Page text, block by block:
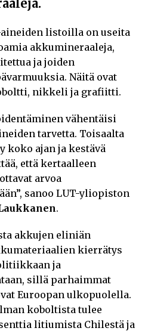
listoilla on useita
akkumineraaleja,
ja joiden
Näitä ovat
nikkeli ja grafiitti.
vähentäisi
tarvetta. Toisaalta
koko ajan ja kestävä
että kertaalleen
arvoa
sanoo LUT-yliopiston
.
akkujen eliniän
kierrätys
ja
sillä parhaimmat
Euroopan ulkopuolella.
koboltista tulee
litiumista Chilestä ja